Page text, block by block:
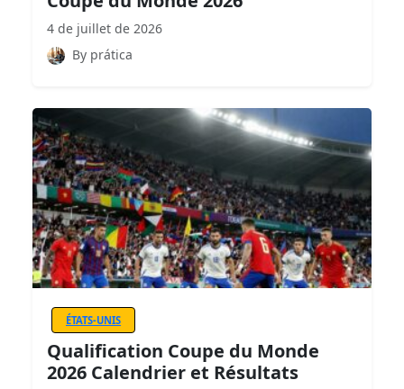
4 de juillet de 2026
By prática
ÉTATS-UNIS
Qualification Coupe du Monde
2026 Calendrier et Résultats